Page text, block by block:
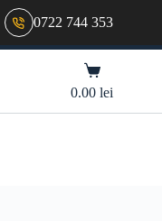
0722 744 353
Coș
de
cumpărături
0.00lei